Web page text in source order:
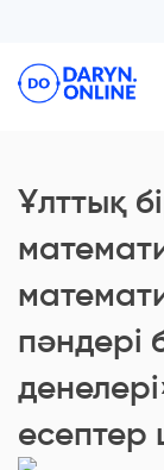
Ұлттық
пәндері
есептер